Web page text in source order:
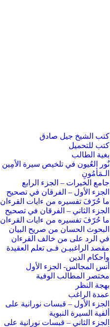
كتب الشيخ جيل صادق
كتب للتحميل
بغية الطالب
نُور العُيون في تلخيص سيرة الأمِين
الـمَأمُونِ
جامع الخيرات – الجزء الرابع
الجزء الأول – الفرقان في تصحيح
ما حُرّفَ تفسيره من ءايات القرءان
الجزء الثاني – الفرقان في تصحيح
ما حُرّفَ تفسيره من ءايات القرءان
البحوث الحسان من صريح البيان
في الرد على من خالف القرءان
مقصد الراغبيـن فـى تعلم العقيدة
وأحكام الدين
أنس المجالس- الجزء الأول
مختصر المطالب الوفية
بهجة النظر
عمدة الراغب
الجزء الأول – قبسات نورانية على
ألفية السيرة النبوية
الجزء الثاني – قبسات نورانية على